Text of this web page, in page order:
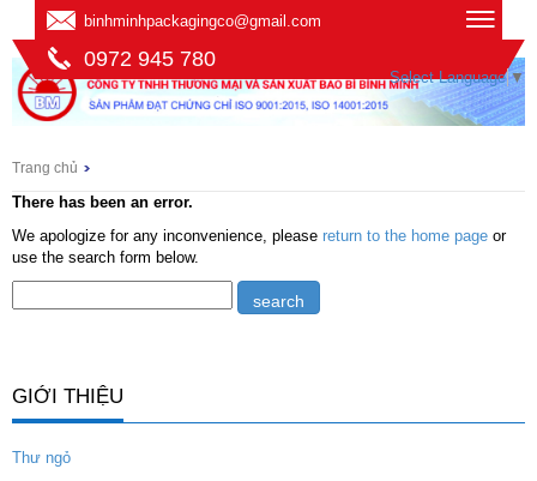
binhminhpackagingco@gmail.com
0972 945 780
Select Language ▼
Trang chủ
There has been an error.
We apologize for any inconvenience, please return to the home page or
use the search form below.
GIỚI THIỆU
Thư ngỏ